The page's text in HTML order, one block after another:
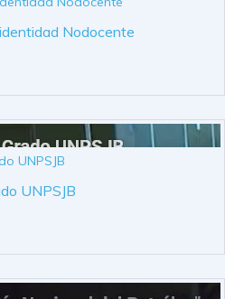
Nodocente
UNPSJB